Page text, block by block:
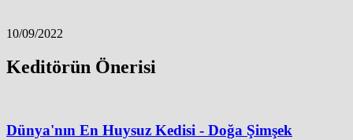
10/09/2022
Keditörün Önerisi
Dünya'nın En Huysuz Kedisi - Doğa Şimşek